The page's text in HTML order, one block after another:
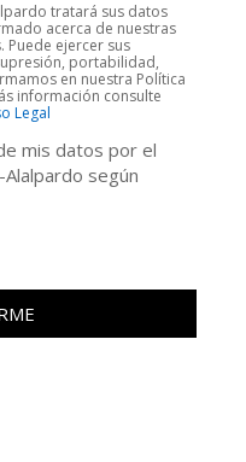
tratará sus datos
acerca de nuestras
Puede ejercer sus
portabilidad,
en nuestra Política
información consulte
Legal
mis datos por el
según